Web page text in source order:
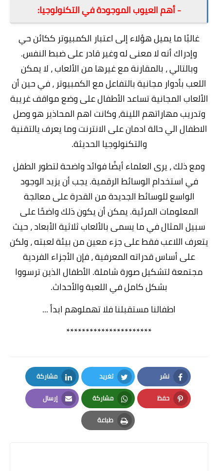
- أهم العيوب الموجودة في التكنولوجيا:
غالبًا ما يميل هؤلاء إلى اعتبار الكمبيوتر ككائن حي
وإدراك أنه لا معنى له وغير قادر على ضبط النفس.
وبالتالي ، بالمقارنة مع غيرها من الألعاب ، لا يمكن
اللعب بأدوار مجانية بالتفاعل مع الكمبيوتر ، في حين أن
الألعاب المجانية تساعد الأطفال على وضع مواقف غريبة
وتدريب مهاراتهم اللينة، وكانت اهم المحاذير هووصل
الاطفال الي حالة ادمان على الانترنتوما يعرف يالتقنية
والتكنولوجيا الحديثة.
ومع ذلك ، يرى العلماء أيضًا فوائد واضحة لتطور الطفل
في استخدام الوسائط الرقمية. يجب أن يزيد الوجود
الواسع للوسائط الجديدة من القدرة على معالجة
المعلومات المرئية. يمكن أن يكون ذلك واضحًا على
سبيل المثال في ما يسمى بالألعاب ثلاثية الأبعاد ، حيث
يتعرف اللاعب فقط على جزء معين من بيئة لعبته ، ولكن
على أساس قدراته المعرفية ، فإن الأجزاء الفردية
مجتمعة لتشكيل صورة شاملة. الأطفال الذين ترسووا
بشكل كامل في اللعبة والأحداث.
اطفالنا مستقبلنا فلا تهملوهم ابداً ...
**********************
نشر
Facebook
تغريد
Twitter
مشاركة
LinkedIn
حفظ
Pinterest
مشاركة
Whatsapp
إرسال
Email
طباعة
Print